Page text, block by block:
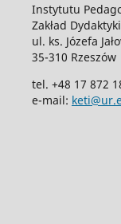
Instytutu
Zakład
ul. ks. Józefa
35-310 Rzeszów
tel. +48 17 872
e-mail: